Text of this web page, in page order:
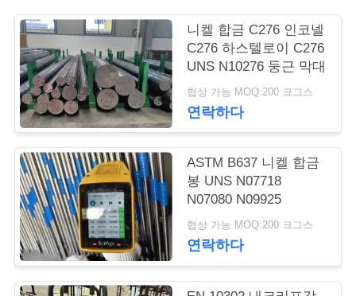
질
관
리
연
락
주
세
요
니켈 합금 C276 인코넬
C276 하스텔로이 C276
UNS N10276 둥근 막대
협상 가능 MOQ:200 크그스
연락하다
ASTM B637 니켈 합금
봉 UNS N07718
N07080 N09925
협상 가능 MOQ:200 크그스
연락하다